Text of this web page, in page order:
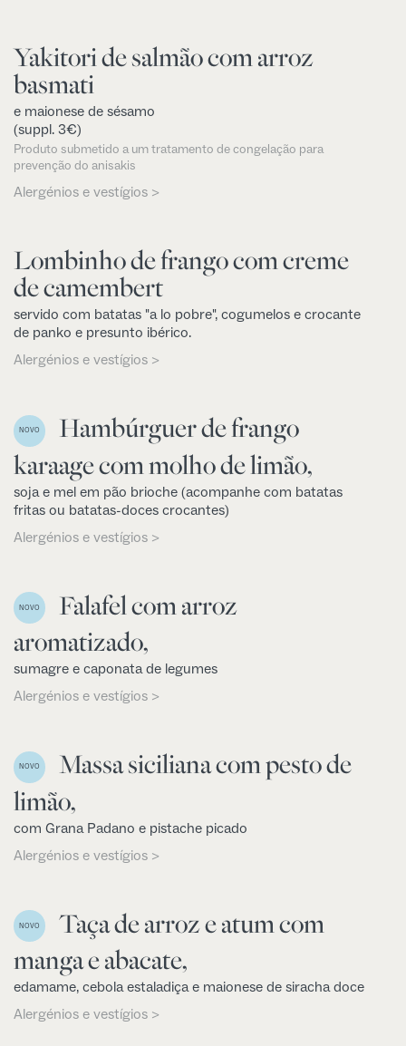
Yakitori de salmão com arroz
basmati
e maionese de sésamo
(suppl. 3€)
Produto submetido a um tratamento de congelação para
prevenção do anisakis
Alergénios e vestígios >
Lombinho de frango com creme
de camembert
servido com batatas "a lo pobre", cogumelos e crocante
de panko e presunto ibérico.
Alergénios e vestígios >
NOVO
Hambúrguer de frango
karaage com molho de limão,
soja e mel em pão brioche (acompanhe com batatas
fritas ou batatas-doces crocantes)
Alergénios e vestígios >
NOVO
Falafel com arroz
aromatizado,
sumagre e caponata de legumes
Alergénios e vestígios >
NOVO
Massa siciliana com pesto de
limão,
com Grana Padano e pistache picado
Alergénios e vestígios >
NOVO
Taça de arroz e atum com
manga e abacate,
edamame, cebola estaladiça e maionese de siracha doce
Alergénios e vestígios >